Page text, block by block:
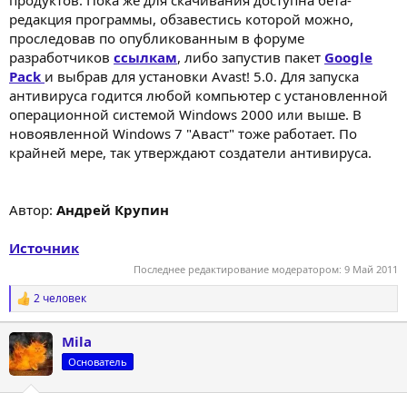
редакция программы, обзавестись которой можно,
проследовав по опубликованным в форуме
разработчиков ссылкам, либо запустив пакет Google
Pack и выбрав для установки Avast! 5.0. Для запуска
антивируса годится любой компьютер с установленной
операционной системой Windows 2000 или выше. В
новоявленной Windows 7 "Аваст" тоже работает. По
крайней мере, так утверждают создатели антивируса.
Автор: Андрей Крупин
Источник
Последнее редактирование модератором: 9 Май 2011
Р
е
а
к
ц
и
2 человек
Mila
Основатель